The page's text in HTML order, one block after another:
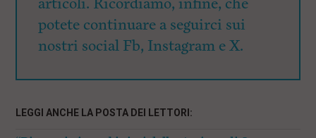
potete continuare a seguirci sui
nostri social Fb, Instagram e X.
LEGGI ANCHE LA POSTA DEI LETTORI: